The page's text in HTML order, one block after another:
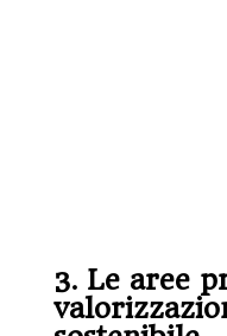
3. Le aree